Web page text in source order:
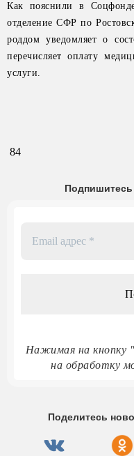
Как пояснили в
отделение СФР по
роддом уведомляет о
перечисляет оплату
услуги.
84
Подпишитесь
Нажимая на кнопку
на обработку
Поделитесь